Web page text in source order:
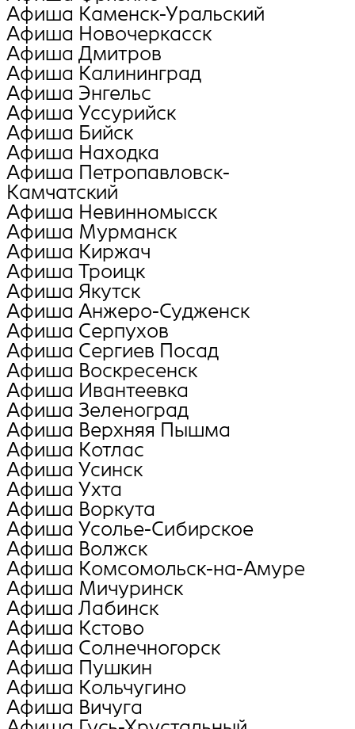
Афиша Каменск-Уральский
Афиша Новочеркасск
Афиша Дмитров
Афиша Калининград
Афиша Энгельс
Афиша Уссурийск
Афиша Бийск
Афиша Находка
Афиша Петропавловск-
Камчатский
Афиша Невинномысск
Афиша Мурманск
Афиша Киржач
Афиша Троицк
Афиша Якутск
Афиша Анжеро-Судженск
Афиша Серпухов
Афиша Сергиев Посад
Афиша Воскресенск
Афиша Ивантеевка
Афиша Зеленоград
Афиша Верхняя Пышма
Афиша Котлас
Афиша Усинск
Афиша Ухта
Афиша Воркута
Афиша Усолье-Сибирское
Афиша Волжск
Афиша Комсомольск-на-Амуре
Афиша Мичуринск
Афиша Лабинск
Афиша Кстово
Афиша Солнечногорск
Афиша Пушкин
Афиша Кольчугино
Афиша Вичуга